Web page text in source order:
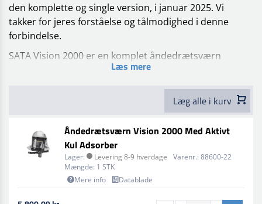
den komplette og single version, i januar 2025. Vi
takker for jeres forståelse og tålmodighed i denne
forbindelse.
SATA Vision 2000 er en komplet åndedrætsværn
(friskluftmaske) med maske, slange og bælte/filter. CE-
designet til at opfylde malernes krav og beskytter
åndedrætssystemet, øjne, hud og hår.
Optimal beskyttelse mod isocyanater og andre
potentielt skadelige stoffer. Et friskluftsystem med god
komfort. Regulerbar åndredrætsluft, evt. med varme.
Hygiejne indlæg og udskiftelig skærm. Aktiv kulfilter
Læs mere
Læg alle i kurv
Åndedrætsværn Vision 2000 Med Aktivt
Kul Adsorber
Lager: Levering 8-9 hverdage Varenr.: 88600-22
Mængde: 1 STK
Mere info
Datablade